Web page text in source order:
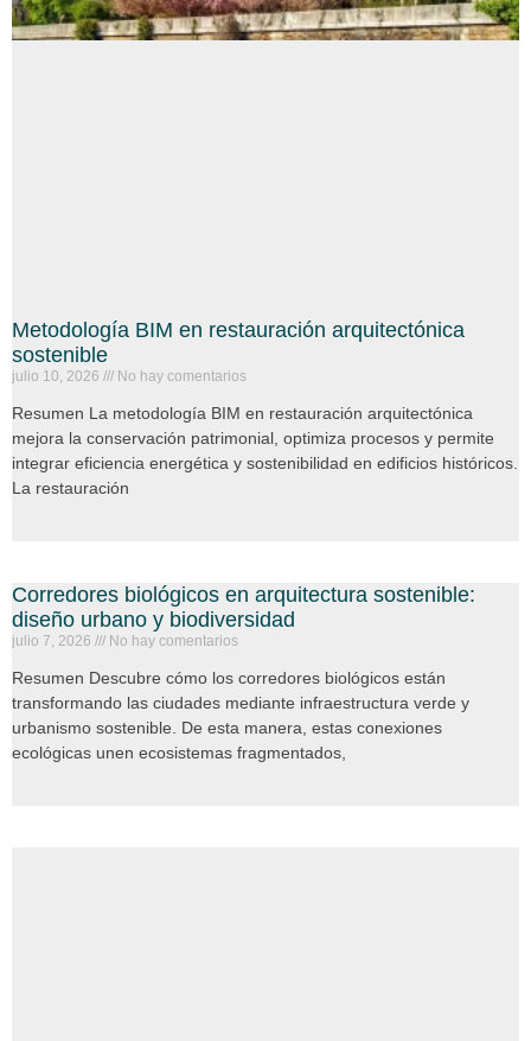
Metodología BIM en restauración arquitectónica
sostenible
julio 10, 2026 No hay comentarios
Resumen La metodología BIM en restauración arquitectónica
mejora la conservación patrimonial, optimiza procesos y permite
integrar eficiencia energética y sostenibilidad en edificios históricos.
La restauración
Corredores biológicos en arquitectura sostenible:
diseño urbano y biodiversidad
julio 7, 2026 No hay comentarios
Resumen Descubre cómo los corredores biológicos están
transformando las ciudades mediante infraestructura verde y
urbanismo sostenible. De esta manera, estas conexiones
ecológicas unen ecosistemas fragmentados,